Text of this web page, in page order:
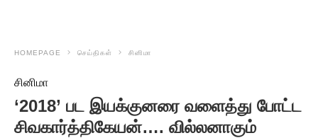
HOMEPAGE செய்திகள் சினிமா
சினிமா
‘2018’ பட இயக்குனரை வளைத்து போட்ட
சிவகார்த்திகேயன்…. வில்லனாகும்